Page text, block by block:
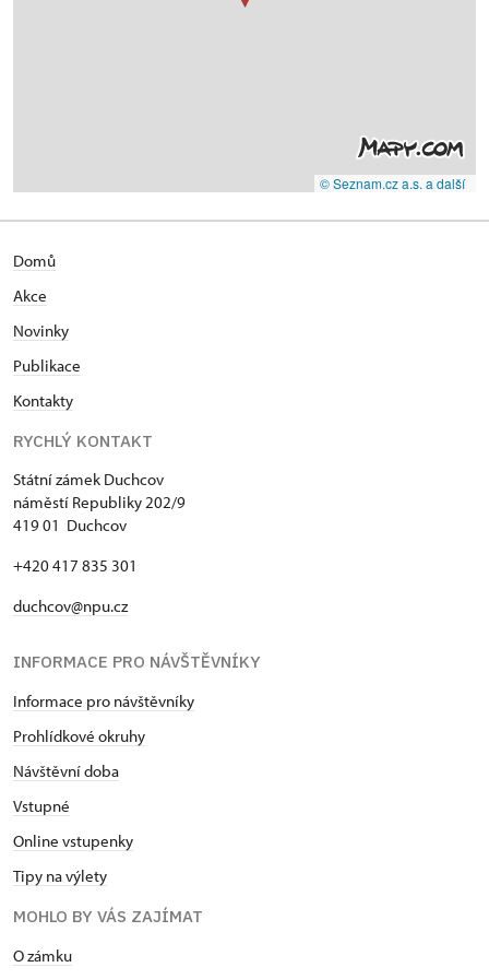
© Seznam.cz a.s. a další
Domů
Akce
Novinky
Publikace
Kontakty
RYCHLÝ KONTAKT
Státní zámek Duchcov
náměstí Republiky 202/9
419 01 Duchcov
+420 417 835 301
duchcov@npu.cz
INFORMACE PRO NÁVŠTĚVNÍKY
Informace pro návštěvníky
Prohlídkové okruhy
Návštěvní doba
Vstupné
Online vstupenky
Tipy na výlety
MOHLO BY VÁS ZAJÍMAT
O zámku